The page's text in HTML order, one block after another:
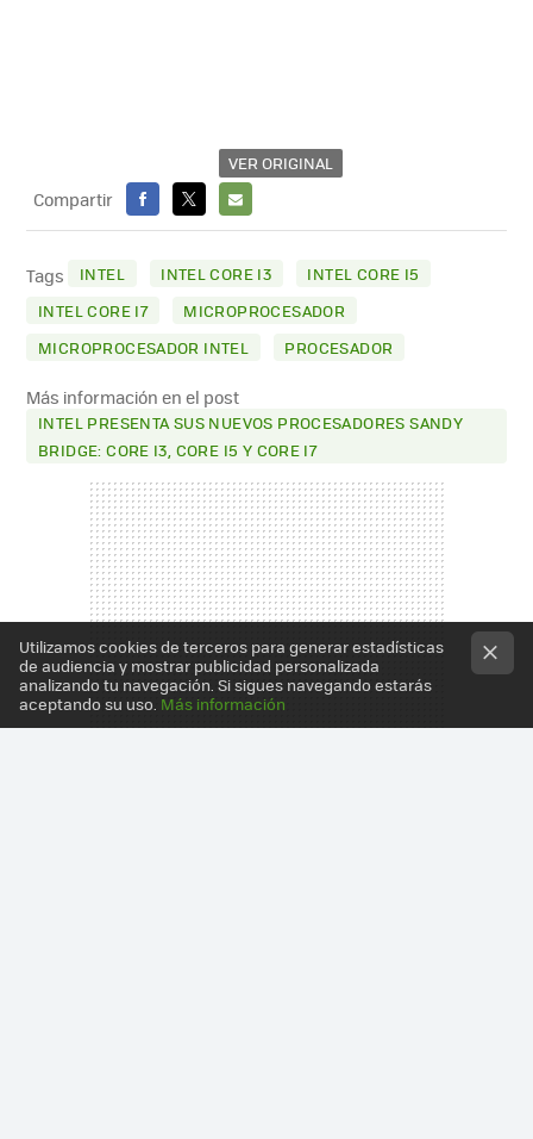
VER ORIGINAL
Compartir
FACEBOOK
X
E-
MAIL
Tags INTEL INTEL CORE I3
INTEL CORE I5
INTEL CORE I7
MICROPROCESADOR
MICROPROCESADOR INTEL
PROCESADOR
Más información en el post
INTEL PRESENTA SUS NUEVOS PROCESADORES SANDY
BRIDGE: CORE I3, CORE I5 Y CORE I7
Utilizamos cookies de terceros para generar estadísticas
de audiencia y mostrar publicidad personalizada
analizando tu navegación. Si sigues navegando estarás
aceptando su uso. Más información